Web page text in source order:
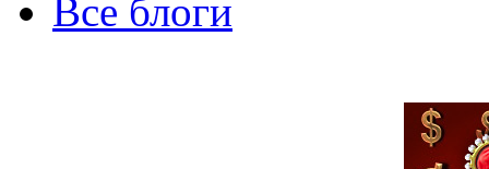
Все блоги